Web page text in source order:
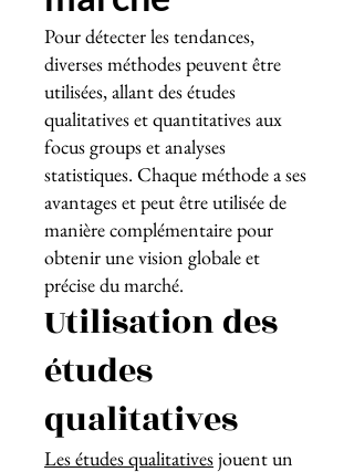
Pour détecter les tendances,
diverses méthodes peuvent être
utilisées, allant des études
qualitatives et quantitatives aux
focus groups et analyses
statistiques. Chaque méthode a ses
avantages et peut être utilisée de
manière complémentaire pour
obtenir une vision globale et
précise du marché.
Utilisation des
études
qualitatives
Les études qualitativesjouent un